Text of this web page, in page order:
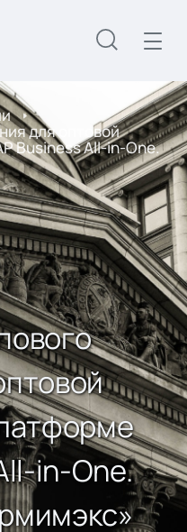
для оптовой
Business All-in-One.
in-One.